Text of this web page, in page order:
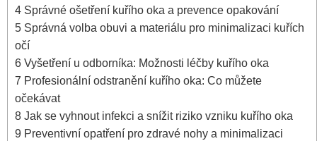
4 Správné ošetření kuřího ‍oka​ a prevence opakování
5 Správná volba obuvi a materiálu⁤ pro minimalizaci kuřích
očí
6 Vyšetření⁤ u odborníka:​ Možnosti léčby kuřího ​oka
7 Profesionální odstranění kuřího ⁣oka: Co můžete
očekávat
8 Jak​ se⁤ vyhnout infekci a​ snížit riziko vzniku‌ kuřího⁢ oka
9 Preventivní ‍opatření pro zdravé nohy a⁢ minimalizaci